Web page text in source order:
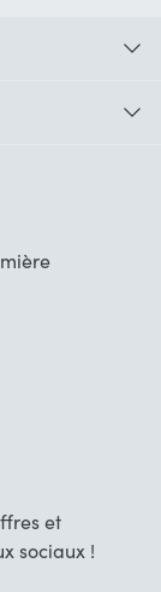
et
sociaux !